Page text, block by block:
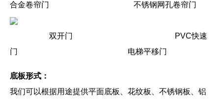
合金卷帘门 不锈钢网孔卷帘门
双开门 PVC快速
门 电梯平移门
底板形式：
我们可以根据用途提供平面底板、花纹板、不锈钢板、铝